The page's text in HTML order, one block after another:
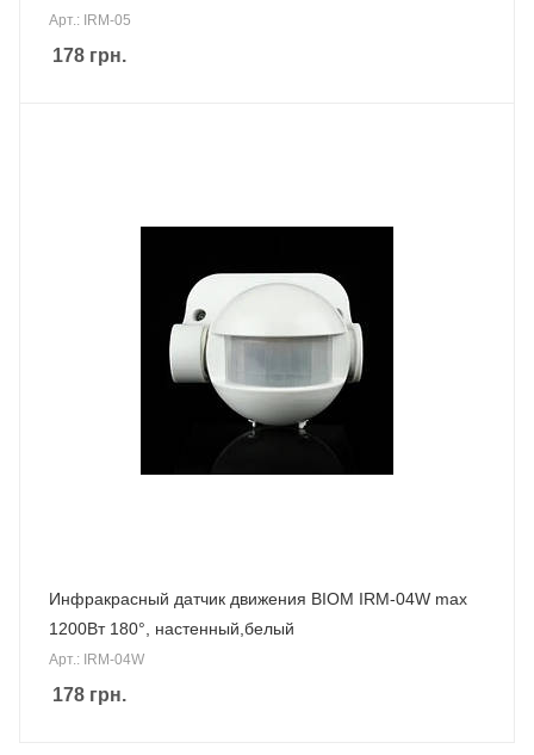
Арт.: IRM-05
178 грн.
Инфракрасный датчик движения BIOM IRM-04W max
1200Вт 180°, настенный,белый
Арт.: IRM-04W
178 грн.